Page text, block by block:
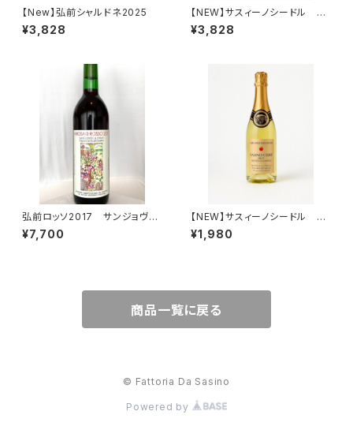
【New】弘前シャルドネ2025
¥3,828
【NEW】サスィーノシードル 75
0ml
¥3,828
弘前ロッソ2017 サンジョヴェ
ーゼ＆シラー 720ml
¥7,700
【NEW】サスィーノシードル 37
5ml
¥1,980
商品一覧に戻る
© Fattoria Da Sasino
Powered by